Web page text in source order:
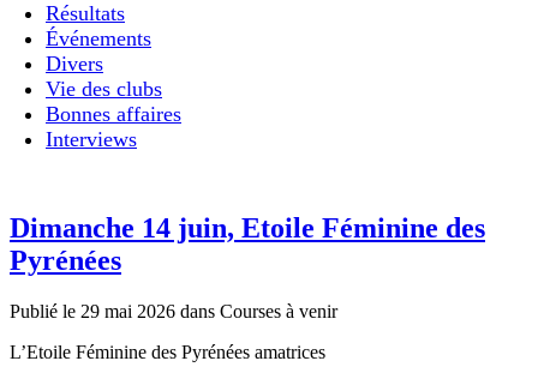
Résultats
Événements
Divers
Vie des clubs
Bonnes affaires
Interviews
Dimanche 14 juin, Etoile Féminine des
Pyrénées
Publié le 29 mai 2026 dans Courses à venir
L’Etoile Féminine des Pyrénées amatrices